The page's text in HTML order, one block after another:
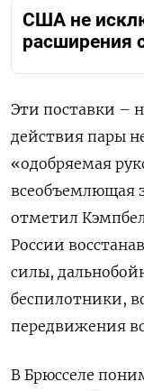
США не
расширения
Эти поставки –
действия пары
«одобряемая
всеобъемлющая
отметил
России
силы,
беспилотники,
передвижения
В Брюсселе